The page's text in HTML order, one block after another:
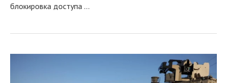
блокировка доступа …